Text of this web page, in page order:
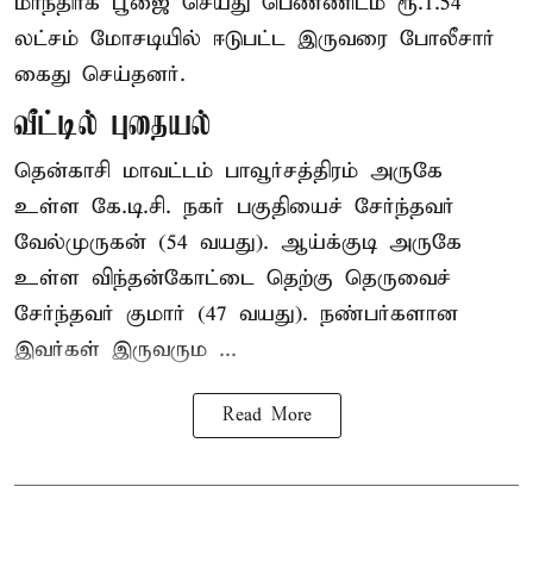
லட்சம் மோசடியில் ஈடுபட்ட இருவரை போலீசார்
கைது செய்தனர்.
வீட்டில் புதையல்
தென்காசி மாவட்டம் பாவூர்சத்திரம் அருகே
உள்ள கே.டி.சி. நகர் பகுதியைச் சேர்ந்தவர்
வேல்முருகன் (54 வயது). ஆய்க்குடி அருகே
உள்ள விந்தன்கோட்டை தெற்கு தெருவைச்
சேர்ந்தவர் குமார் (47 வயது). நண்பர்களான
இவர்கள் இருவரும ...
Read More